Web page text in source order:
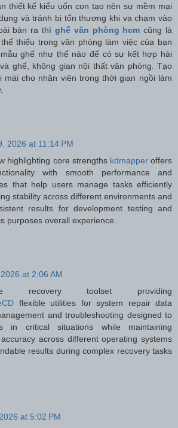
thiết kế kiểu uốn con tạo nên sự mềm mại
và tránh bị tổn thương khi va chạm vào
bàn ra thì ghế văn phòng hcm cũng là
thiếu trong văn phòng làm việc của bạn
ghế như thế nào để có sự kết hợp hài
ghế, không gian nội thất văn phòng. Tạo
mái cho nhân viên trong thời gian ngồi làm
2026 at 11:14 PM
highlighting core strengths kdmapperoffers
with smooth performance and
that help users manage tasks efficiently
stability across different environments and
results for development testing and
purposes overall experience.
at 2:06 AM
recovery toolset providing
flexible utilities for system repair data
and troubleshooting designed to
in critical situations while maintaining
across different operating systems
results during complex recovery tasks
at 5:02 PM